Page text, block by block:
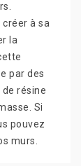
créer à sa
la
par des
résine
Si
pouvez
murs.